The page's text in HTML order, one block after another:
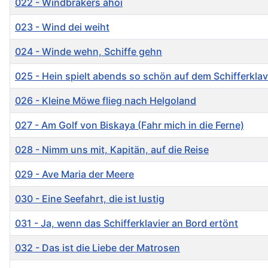
022 - Windbräkers ahoi
023 - Wind dei weiht
024 - Winde wehn, Schiffe gehn
025 - Hein spielt abends so schön auf dem
026 - Kleine Möwe flieg nach Helgoland
027 - Am Golf von Biskaya (Fahr mich in die Ferne)
028 - Nimm uns mit, Kapitän, auf die Reise
029 - Ave Maria der Meere
030 - Eine Seefahrt, die ist lustig
031 - Ja, wenn das Schifferklavier an Bord ertönt
032 - Das ist die Liebe der Matrosen